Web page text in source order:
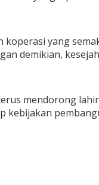
koperasi yang
demikian,
mendorong
kebijakan